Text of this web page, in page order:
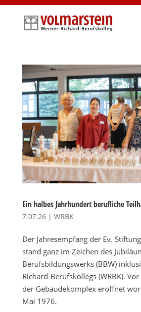
Skip
content
Ein halbes Jahrhundert berufliche
7.07.26| WRBK
Der Jahresempfang der Ev.
stand ganz im Zeichen des
Berufsbildungswerks (BBW)
Richard-Berufskollegs (WRBK).
der Gebäudekomplex eröffnet
Mai 1976.